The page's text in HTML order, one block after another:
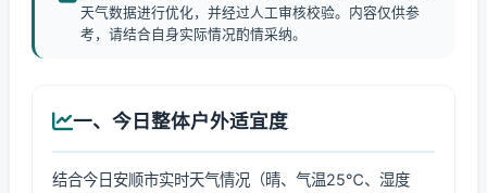
天气数据进行优化，并经过人工审核校验。内容仅供参
考，请结合自身实际情况酌情采纳。
一、今日整体户外适宜度
结合今日安顺市实时天气情况（晴、气温25℃、湿度